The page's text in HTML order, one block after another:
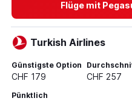
Flüge von Genf nach
Flüge von Zürich nach
Flüge von Genf nach
Flüge von Zürich nach
Flüge mit
Turkish Airlines
Günstigste Option
CHF 179 CHF 257
Pünktlich